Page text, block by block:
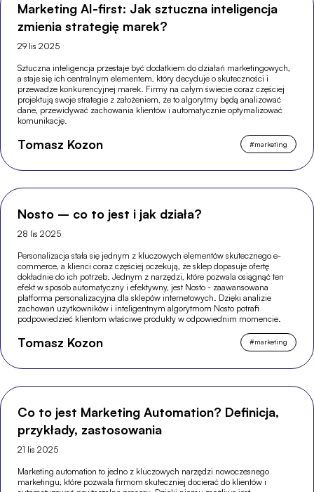
Marketing AI-first: Jak sztuczna inteligencja
zmienia strategię marek?
29 lis 2025
Sztuczna inteligencja przestaje być dodatkiem do działań marketingowych,
a staje się ich centralnym elementem, który decyduje o skuteczności i
przewadze konkurencyjnej marek. Firmy na całym świecie coraz częściej
projektują swoje strategie z założeniem, że to algorytmy będą analizować
dane, przewidywać zachowania klientów i automatycznie optymalizować
komunikację.
Tomasz Kozon #marketing
Nosto – co to jest i jak działa?
28 lis 2025
Personalizacja stała się jednym z kluczowych elementów skutecznego e-
commerce, a klienci coraz częściej oczekują, że sklep dopasuje ofertę
dokładnie do ich potrzeb. Jednym z narzędzi, które pozwala osiągnąć ten
efekt w sposób automatyczny i efektywny, jest Nosto - zaawansowana
platforma personalizacyjna dla sklepów internetowych. Dzięki analizie
zachowań użytkowników i inteligentnym algorytmom Nosto potrafi
podpowiedzieć klientom właściwe produkty w odpowiednim momencie.
Tomasz Kozon #marketing
Co to jest Marketing Automation? Definicja,
przykłady, zastosowania
21 lis 2025
Marketing automation to jedno z kluczowych narzędzi nowoczesnego
marketingu, które pozwala firmom skuteczniej docierać do klientów i